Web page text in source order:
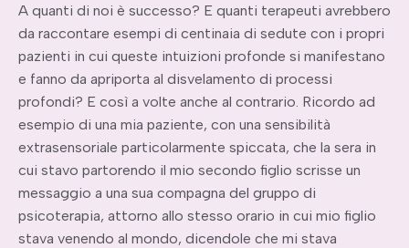
A quanti di noi è successo? E quanti terapeuti avrebbero
da raccontare esempi di centinaia di sedute con i propri
pazienti in cui queste intuizioni profonde si manifestano
e fanno da apriporta al disvelamento di processi
profondi? E così a volte anche al contrario. Ricordo ad
esempio di una mia paziente, con una sensibilità
extrasensoriale particolarmente spiccata, che la sera in
cui stavo partorendo il mio secondo figlio scrisse un
messaggio a una sua compagna del gruppo di
psicoterapia, attorno allo stesso orario in cui mio figlio
stava venendo al mondo, dicendole che mi stava